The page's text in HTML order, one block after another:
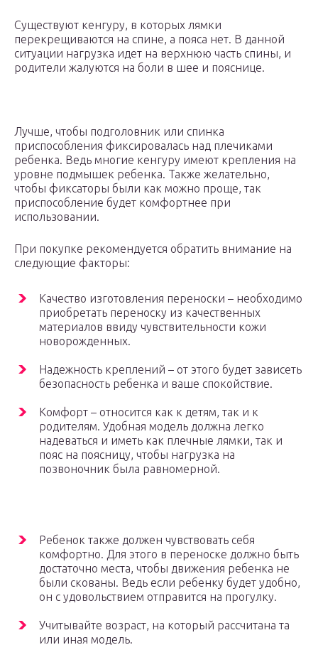
Существуют кенгуру, в которых лямки
перекрещиваются на спине, а пояса нет. В данной
ситуации нагрузка идет на верхнюю часть спины, и
родители жалуются на боли в шее и пояснице.
Лучше, чтобы подголовник или спинка
приспособления фиксировалась над плечиками
ребенка. Ведь многие кенгуру имеют крепления на
уровне подмышек ребенка. Также желательно,
чтобы фиксаторы были как можно проще, так
приспособление будет комфортнее при
использовании.
При покупке рекомендуется обратить внимание на
следующие факторы:
Качество изготовления переноски – необходимо
приобретать переноску из качественных
материалов ввиду чувствительности кожи
новорожденных.
Надежность креплений – от этого будет зависеть
безопасность ребенка и ваше спокойствие.
Комфорт – относится как к детям, так и к
родителям. Удобная модель должна легко
надеваться и иметь как плечные лямки, так и
пояс на поясницу, чтобы нагрузка на
позвоночник была равномерной.
Ребенок также должен чувствовать себя
комфортно. Для этого в переноске должно быть
достаточно места, чтобы движения ребенка не
были скованы. Ведь если ребенку будет удобно,
он с удовольствием отправится на прогулку.
Учитывайте возраст, на который рассчитана та
или иная модель.